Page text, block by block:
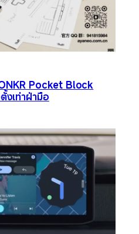
Pocket Block
งเท่าฝ่ามือ